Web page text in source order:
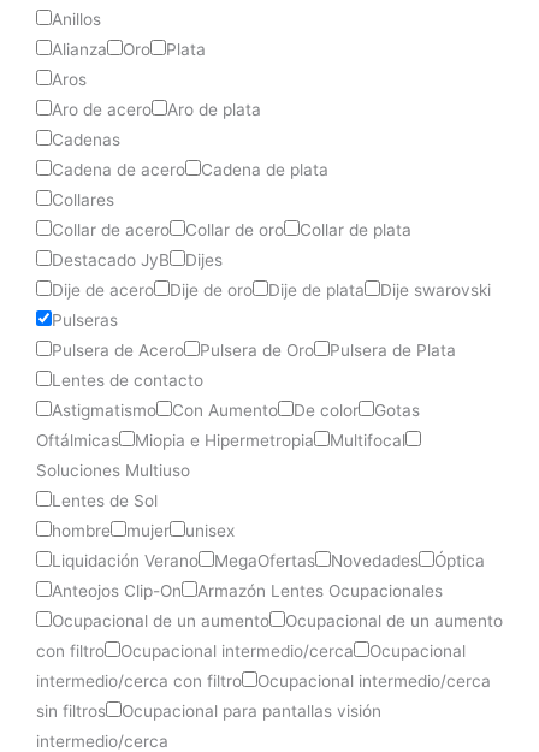
Anillos
Alianza
Oro
Plata
Aros
Aro de acero
Aro de plata
Cadenas
Cadena de acero
Cadena de plata
Collares
Collar de acero
Collar de oro
Collar de plata
Destacado JyB
Dijes
Dije de acero
Dije de oro Dije de plata
Dije swarovski
Pulseras
Pulsera de Acero
Pulsera de Oro
Pulsera de Plata
Lentes de contacto
Astigmatismo
Con Aumento De color
Gotas
Oftálmicas
Miopia e Hipermetropia
Multifocal
Soluciones Multiuso
Lentes de Sol
hombre
mujer
unisex
Liquidación Verano
MegaOfertas Novedades
Óptica
Anteojos Clip-On
Armazón Lentes Ocupacionales
Ocupacional de un aumento
Ocupacional de un aumento
con filtro
Ocupacional intermedio/cerca
Ocupacional
intermedio/cerca con filtro
Ocupacional intermedio/cerca
sin filtros
Ocupacional para pantallas visión
intermedio/cerca